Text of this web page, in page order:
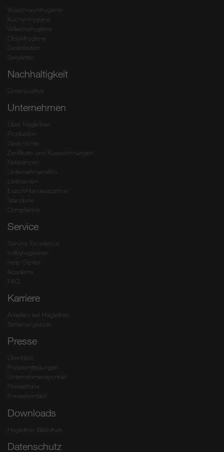
Waschraumhygiene
Küchenhygiene
Wäschehygiene
Objekthygiene
Desinfektion
Servietten
Nachhaltigkeit
Greenovative
Unternehmen
Über Hagleitner
Produktion
Geschichte
Zertifikate und Auszeichnungen
Referenzen
Unternehmensfilm
Lieferanten
Export/Handelspartner
Standorte
Compliance
Service
Service Excellence
edibyhagleitner
Help Center
Academy
FAQ
Karriere
Arbeiten bei Hagleitner
Stellenangebote
Presse
Überblick
Pressemitteilungen
Unternehmensporträt
Pressefotos
Pressekontakt
Downloads
Hagleitner Bibliothek
Datenschutz